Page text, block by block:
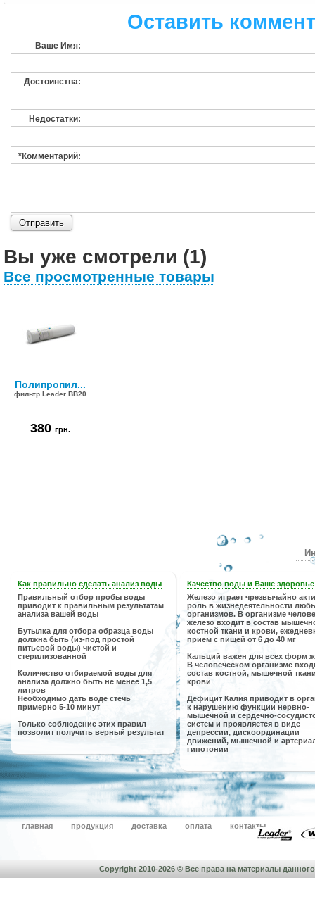
Оставить
Ваше Имя:
Достоинства:
Недостатки:
*Комментарий:
Вы уже смотрели (1)
Все просмотренные товары
Полипропил...
фильтр Leader BB20
380 грн.
Как правильно сделать анализ воды
Правильный отбор пробы воды
приводит к правильным результатам
анализа вашей воды
Бутылка для отбора образца воды
должна быть (из-под простой
питьевой воды) чистой и
стерилизованной
Количество отбираемой воды для
анализа должно быть не менее 1,5
литров
Необходимо дать воде стечь
примерно 5-10 минут
Только соблюдение этих правил
позволит получить верный результат
Качество воды и Ваше здоровье
Железо играет чрезвычайно
роль в жизнедеятельности
организмов. В организме
железо входит в состав
костной ткани и крови,
прием с пищей от 6 до 40 мг
Кальций важен для всех форм
В человеческом организме
состав костной, мышечной
крови
Дефицит Калия приводит в
к нарушению функции нервно-
мышечной и сердечно-
систем и проявляется в виде
депрессии, дискоординации
движений, мышечной и
гипотонии
главная продукция доставка оплата контакты
Copyright 2010-2026 © Все права на материалы